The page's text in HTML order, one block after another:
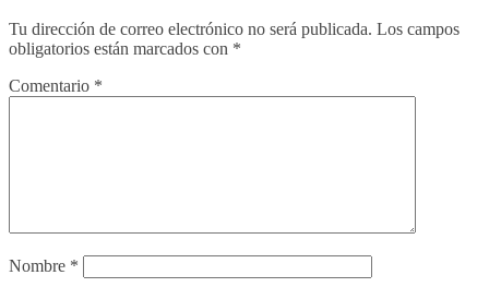
Tu dirección de correo electrónico no será publicada. Los campos
obligatorios están marcados con *
Comentario *
Nombre *